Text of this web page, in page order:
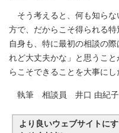
そう考えると、何も知らな
方で、だからこそ得られる
自身も、特に最初の相談の
れど大丈夫かな」と思うこ
らこそできることを大事にし
執筆 相談員 井口 由紀子
より良いウェブサイトに